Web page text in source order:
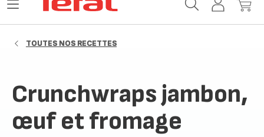
MonMon
Ouvrir
TOUTES NOS RECETTES
Crunchwraps jambon,
œuf et fromage